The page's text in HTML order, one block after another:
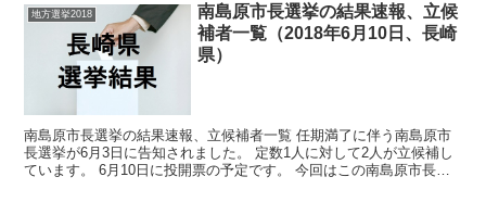
地方選挙2018
南島原市長選挙の結果速報、立候
補者一覧（2018年6月10日、長崎
県）
南島原市長選挙の結果速報、立候補者一覧 任期満了に伴う南島原市
長選挙が6月3日に告知されました。 定数1人に対して2人が立候補し
ています。 6月10日に投開票の予定です。 今回はこの南島原市長選